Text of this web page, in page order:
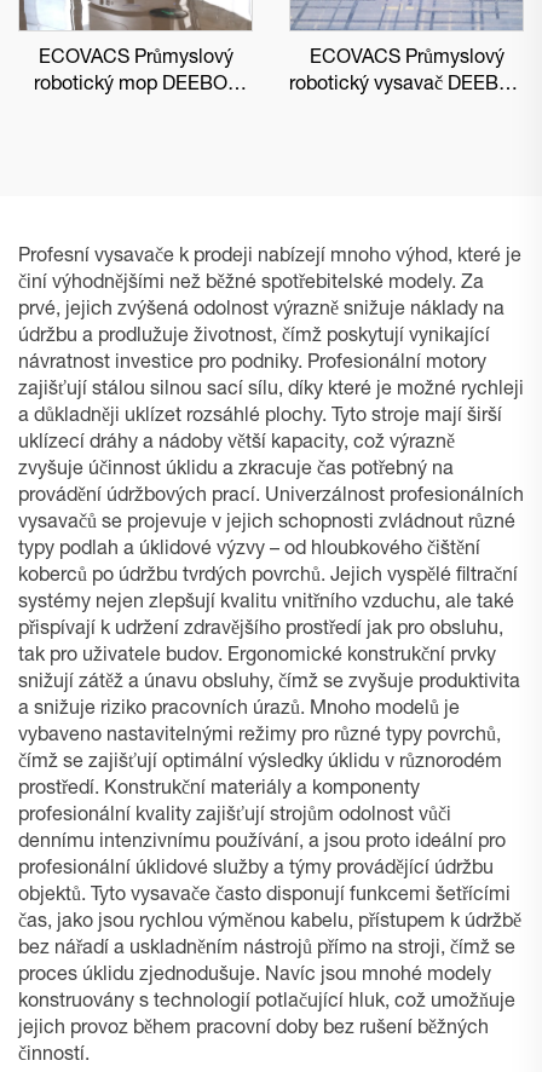
ECOVACS Průmyslový
robotický mop DEEBOT
ECOVACS Průmyslový
robotický vysavač DEEBOT
Profesní vysavače k prodeji nabízejí mnoho výhod, které je
činí výhodnějšími než běžné spotřebitelské modely. Za
prvé, jejich zvýšená odolnost výrazně snižuje náklady na
údržbu a prodlužuje životnost, čímž poskytují vynikající
návratnost investice pro podniky. Profesionální motory
zajišťují stálou silnou sací sílu, díky které je možné rychleji
a důkladněji uklízet rozsáhlé plochy. Tyto stroje mají širší
uklízecí dráhy a nádoby větší kapacity, což výrazně
zvyšuje účinnost úklidu a zkracuje čas potřebný na
provádění údržbových prací. Univerzálnost profesionálních
vysavačů se projevuje v jejich schopnosti zvládnout různé
typy podlah a úklidové výzvy – od hloubkového čištění
koberců po údržbu tvrdých povrchů. Jejich vyspělé filtrační
systémy nejen zlepšují kvalitu vnitřního vzduchu, ale také
přispívají k udržení zdravějšího prostředí jak pro obsluhu,
tak pro uživatele budov. Ergonomické konstrukční prvky
snižují zátěž a únavu obsluhy, čímž se zvyšuje produktivita
a snižuje riziko pracovních úrazů. Mnoho modelů je
vybaveno nastavitelnými režimy pro různé typy povrchů,
čímž se zajišťují optimální výsledky úklidu v různorodém
prostředí. Konstrukční materiály a komponenty
profesionální kvality zajišťují strojům odolnost vůči
dennímu intenzivnímu používání, a jsou proto ideální pro
profesionální úklidové služby a týmy provádějící údržbu
objektů. Tyto vysavače často disponují funkcemi šetřícími
čas, jako jsou rychlou výměnou kabelu, přístupem k údržbě
bez nářadí a uskladněním nástrojů přímo na stroji, čímž se
proces úklidu zjednodušuje. Navíc jsou mnohé modely
konstruovány s technologií potlačující hluk, což umožňuje
jejich provoz během pracovní doby bez rušení běžných
činností.